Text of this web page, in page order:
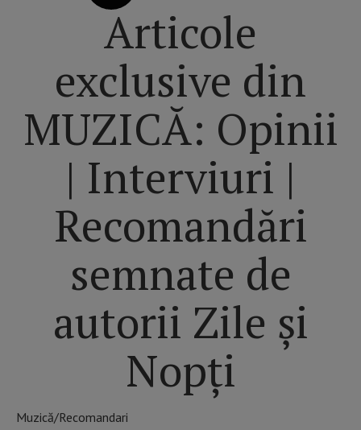
Articole
exclusive din
MUZICĂ: Opinii
| Interviuri |
Recomandări
semnate de
autorii Zile și
Nopți
Muzică/Recomandari